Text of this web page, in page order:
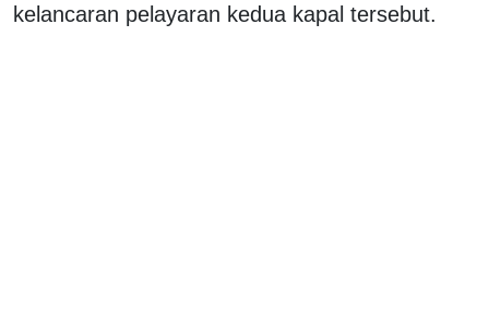
kelancaran pelayaran kedua kapal tersebut.